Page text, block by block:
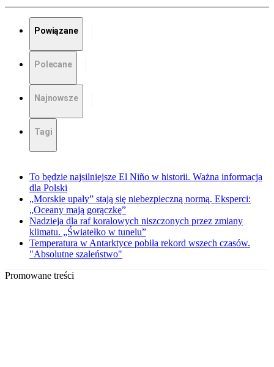
Powiązane
Polecane
Najnowsze
Tagi
To będzie najsilniejsze El Niño w historii. Ważna informacja
dla Polski
„Morskie upały” stają się niebezpieczną normą. Eksperci:
„Oceany mają gorączkę”
Nadzieja dla raf koralowych niszczonych przez zmiany
klimatu. „Światełko w tunelu”
Temperatura w Antarktyce pobiła rekord wszech czasów.
"Absolutne szaleństwo"
Promowane treści